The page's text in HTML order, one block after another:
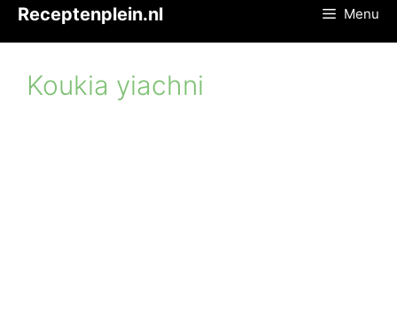
inhoud
Receptenplein.nl Menu
Koukia yiachni